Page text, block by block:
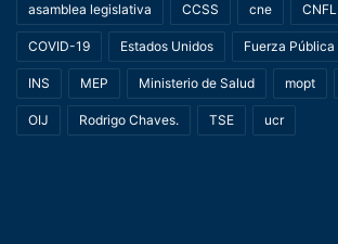
asamblea legislativa CCSS cne CNFL
COVID-19 Estados Unidos Fuerza Pública
INS MEP Ministerio de Salud mopt
OIJ Rodrigo Chaves. TSE ucr